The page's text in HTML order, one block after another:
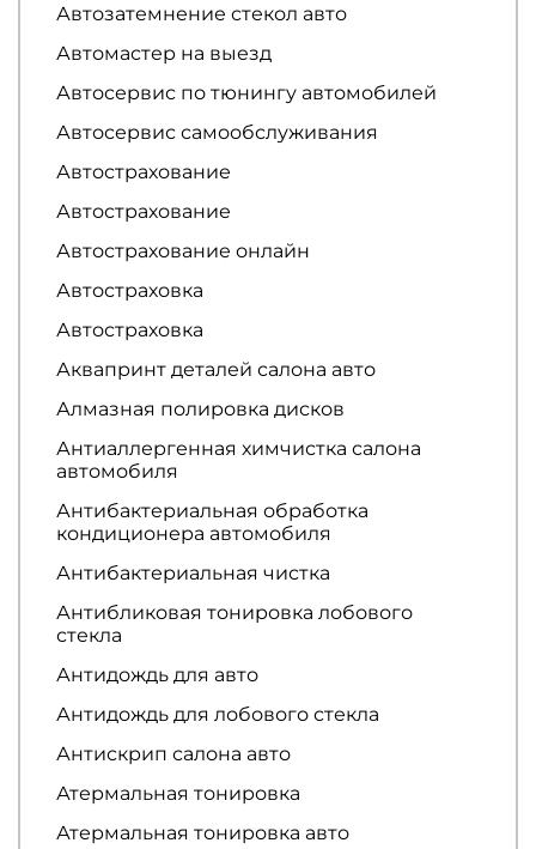
Автозатемнение стекол авто
Автомастер на выезд
Автосервис по тюнингу автомобилей
Автосервис самообслуживания
Автострахование
Автострахование
Автострахование онлайн
Автостраховка
Автостраховка
Аквапринт деталей салона авто
Алмазная полировка дисков
Антиаллергенная химчистка салона
автомобиля
Антибактериальная обработка
кондиционера автомобиля
Антибактериальная чистка
Антибликовая тонировка лобового
стекла
Антидождь для авто
Антидождь для лобового стекла
Антискрип салона авто
Атермальная тонировка
Атермальная тонировка авто